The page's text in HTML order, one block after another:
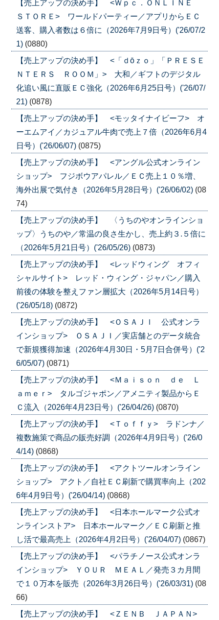
【売上アップの決め手】 <Ｗｐｃ．ＯＮＬＩＮＥ
ＳＴＯＲＥ> ワールドパーティー／アプリからＥＣ
送客、購入者数は６倍に（2026年7月9日号）('26/07/2
1) (0880)
【売上アップの決め手】 <「ｄōｚｏ」「ＰＲＥＳＥ
ＮＴＥＲＳ ＲＯＯＭ」> 大和／ギフトのデジタル
化追い風に直販ＥＣ強化（2026年6月25日号）('26/07/
21) (0878)
【売上アップの決め手】 <モッタイナイビーフ> オ
ーエムアイ／カジュアル牛肉で売上７倍（2026年6月4
日号）('26/06/07) (0875)
【売上アップの決め手】 <アングル公式オンライン
ショップ> フジボウアパレル／ＥＣ売上１０％増、
海外出展で気付き（2026年5月28日号）('26/06/02) (08
74)
【売上アップの決め手】 〈うちのやオンラインショ
ップ〉うちのや／常温の良さ生かし、売上約３.５倍に
（2026年5月21日号）('26/05/26) (0873)
【売上アップの決め手】 <レッドウィング オフィ
シャルサイト> レッド・ウィング・ジャパン／購入
前後の体験を整えファン層拡大（2026年5月14日号）
('26/05/18) (0872)
【売上アップの決め手】 <ＯＳＡＪＩ 公式オンラ
インショップ> ＯＳＡＪＩ／実店舗とのデータ統合
で新規獲得加速（2026年4月30日・5月7日合併号）('2
6/05/07) (0871)
【売上アップの決め手】 <Ｍａｉｓｏｎ ｄｅ Ｌ
ａｍｅｒ> タルゴジャポン／アメニティ製品からＥ
Ｃ流入（2026年4月23日号）('26/04/26) (0870)
【売上アップの決め手】 <Ｔｏｆｆｙ> ラドンナ／
複数施策で商品の販売好調（2026年4月9日号）('26/0
4/14) (0868)
【売上アップの決め手】 <アクトツールオンライン
ショップ> アクト／自社ＥＣ刷新で購買率向上（202
6年4月9日号）('26/04/14) (0868)
【売上アップの決め手】 <日本ホールマーク公式オ
ンラインストア> 日本ホールマーク／ＥＣ刷新と推
し活で最高売上（2026年4月2日号）('26/04/07) (0867)
【売上アップの決め手】 <パラチノース公式オンラ
インショップ> ＹＯＵＲ ＭＥＡＬ／発売３カ月間
で１０万本を販売（2026年3月26日号）('26/03/31) (08
66)
【売上アップの決め手】 <ＺＥＮＢ ＪＡＰＡＮ>